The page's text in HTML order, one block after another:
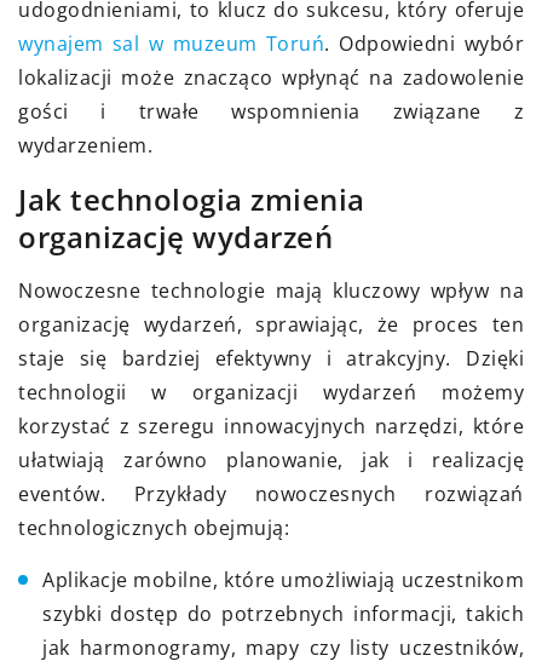
udogodnieniami, to klucz do sukcesu, który oferuje
wynajem sal w muzeum Toruń. Odpowiedni wybór
lokalizacji może znacząco wpłynąć na zadowolenie
gości i trwałe wspomnienia związane z
wydarzeniem.
Jak technologia zmienia
organizację wydarzeń
Nowoczesne technologie mają kluczowy wpływ na
organizację wydarzeń, sprawiając, że proces ten
staje się bardziej efektywny i atrakcyjny. Dzięki
technologii w organizacji wydarzeń możemy
korzystać z szeregu innowacyjnych narzędzi, które
ułatwiają zarówno planowanie, jak i realizację
eventów. Przykłady nowoczesnych rozwiązań
technologicznych obejmują:
Aplikacje mobilne, które umożliwiają uczestnikom
szybki dostęp do potrzebnych informacji, takich
jak harmonogramy, mapy czy listy uczestników,